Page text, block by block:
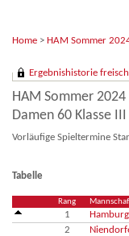
Home > HAM Sommer
Ergebnishistorie
HAM Sommer 2024
Damen 60 Klasse III
Vorläufige Spieltermine
Tabelle
Rang
1
2